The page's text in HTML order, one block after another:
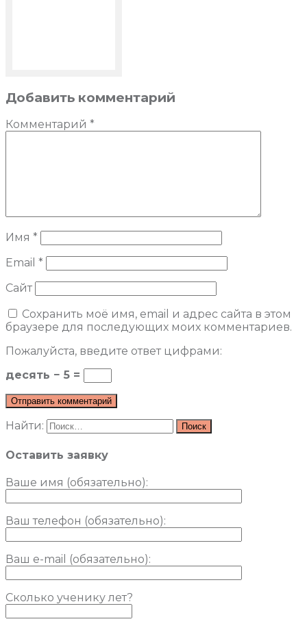
Добавить комментарий
Комментарий *
Имя *
Email *
Сайт
Сохранить моё имя, email и адрес сайта в этом
браузере для последующих моих комментариев.
Пожалуйста, введите ответ цифрами:
десять − 5 =
Найти:
Оставить заявку
Ваше имя (обязательно):
Ваш телефон (обязательно):
Ваш e-mail (обязательно):
Сколько ученику лет?